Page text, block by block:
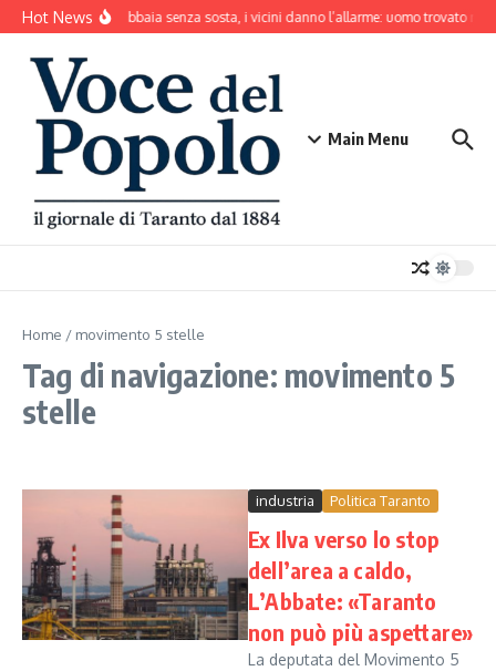
Salta al contenuto
Hot NewsIl cane abbaia senza sosta, i vicini danno l’allarme: uomo trovato
Main Menu
Home / movimento 5 stelle
Tag di navigazione: movimento 5
stelle
industria Politica Taranto
Ex Ilva verso lo stop
dell’area a caldo,
L’Abbate: «Taranto
non può più aspettare»
La deputata del Movimento 5